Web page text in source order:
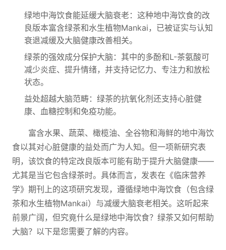
绿地中海饮食能延缓大脑衰老：这种地中海饮食的改
良版本富含绿茶和水生植物Mankai，已被证实与认知
衰退减缓及大脑健康改善相关。
绿茶的强效成分保护大脑：其中的多酚和L-茶氨酸可
减少炎症、提升情绪，并支持记忆力、专注力和放松
状态。
益处超越大脑范畴：绿茶的抗氧化剂还支持心脏健
康、血糖控制和免疫功能。
富含水果、蔬菜、橄榄油、全谷物和海鲜的地中海饮
食以其对心脏健康的益处而广为人知。但一项新研究表
明，该饮食的特定改良版本可能有助于提升大脑健康——
尤其是当它包含绿茶时。具体而言，发表在《临床营养
学》期刊上的这项研究发现，遵循绿地中海饮食（包含绿
茶和水生植物Mankai）与减缓大脑衰老相关。这听起来
前景广阔，但究竟什么是绿地中海饮食？绿茶又如何帮助
大脑？以下是您需要了解的内容。